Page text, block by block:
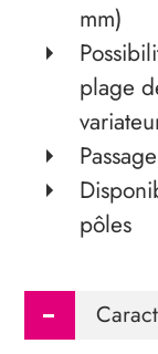
mm)
plage
pôles